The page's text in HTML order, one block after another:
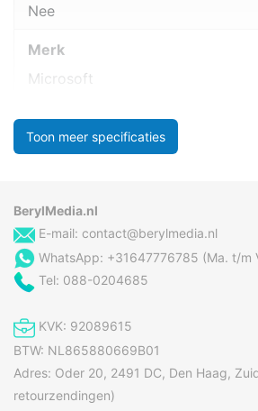
Nee
Merk
Microsoft
Toon meer specificaties
BerylMedia.nl
E-mail: contact@berylmedia.nl
WhatsApp: +31647776785 (Ma. t/m
Tel: 088-0204685
KVK: 92089615
BTW: NL865880669B01
Adres: Oder 20, 2491 DC, Den Haag,
retourzendingen)